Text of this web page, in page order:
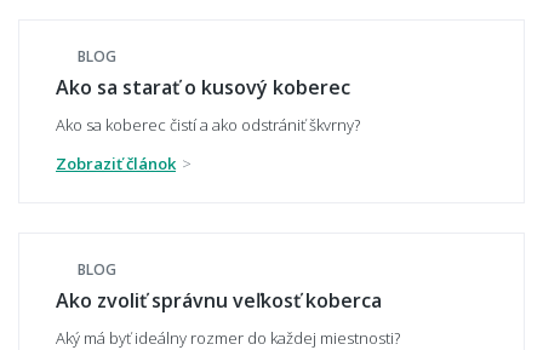
Hodí sa vzorovaný koberec do malého
priestoru?
Má koberec ladiť alebo kontrastovať?
BLOG
Ako sa starať o kusový koberec
Ako sa koberec čistí a ako odstrániť škvrny?
Zobraziť článok
BLOG
Ako zvoliť správnu veľkosť koberca
Aký má byť ideálny rozmer do každej miestnosti?